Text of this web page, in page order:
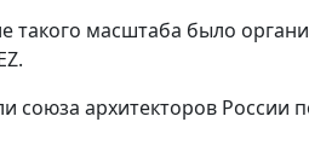
такого масштаба было
союза архитекторов